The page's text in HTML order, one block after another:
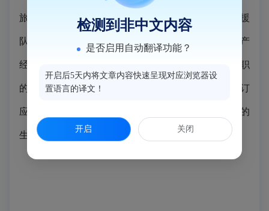
旅游景区等人员密集场所经营单位，应当建立应急救援
队伍；其中，小型企业或者微型企业等规模较小的生产
经营单位，可以不建立应急救援队伍，但应当指定兼职
的应急救援人员，并且可以与邻近的应急救援队伍签订
应急救援协议。工业园区、开发区等产业聚集区域内的
生产经营单位，可以联合建立应急救援队伍。
检测到非中文内容
是否启用自动翻译功能？
开启后5天内将文章内容快速呈现对应浏览器设
置语言的译文！
开启 关闭